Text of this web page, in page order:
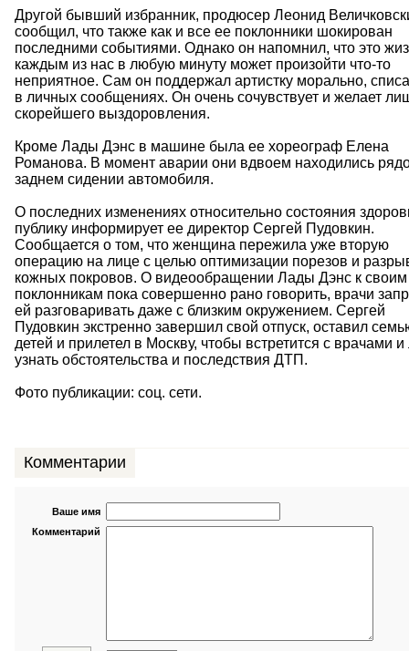
Другой бывший избранник, продюсер Леонид
сообщил, что также как и все ее поклонники шокирован
последними событиями. Однако он напомнил, что это
каждым из нас в любую минуту может произойти что-то
неприятное. Сам он поддержал артистку морально,
в личных сообщениях. Он очень сочувствует и желает
скорейшего выздоровления.
Кроме Лады Дэнс в машине была ее хореограф Елена
Романова. В момент аварии они вдвоем находились
заднем сидении автомобиля.
О последних изменениях относительно состояния
публику информирует ее директор Сергей Пудовкин.
Сообщается о том, что женщина пережила уже вторую
операцию на лице с целью оптимизации порезов и
кожных покровов. О видеообращении Лады Дэнс к своим
поклонникам пока совершенно рано говорить, врачи
ей разговаривать даже с близким окружением. Сергей
Пудовкин экстренно завершил свой отпуск, оставил
детей и прилетел в Москву, чтобы встретится с врачами и
узнать обстоятельства и последствия ДТП.
Фото публикации: соц. сети.
Комментарии
Ваше имя
Комментарий